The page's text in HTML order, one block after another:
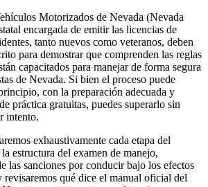
Motorizados de Nevada (Nevada
encargada de emitir las licencias de
tanto nuevos como veteranos, deben
para demostrar que comprenden las reglas
capacitados para manejar de forma segura
de Nevada. Si bien el proceso puede
con la preparación adecuada y
práctica gratuitas, puedes superarlo sin
intento.
exhaustivamente cada etapa del
estructura del examen de manejo,
las sanciones por conducir bajo los efectos
qué dice el manual oficial del